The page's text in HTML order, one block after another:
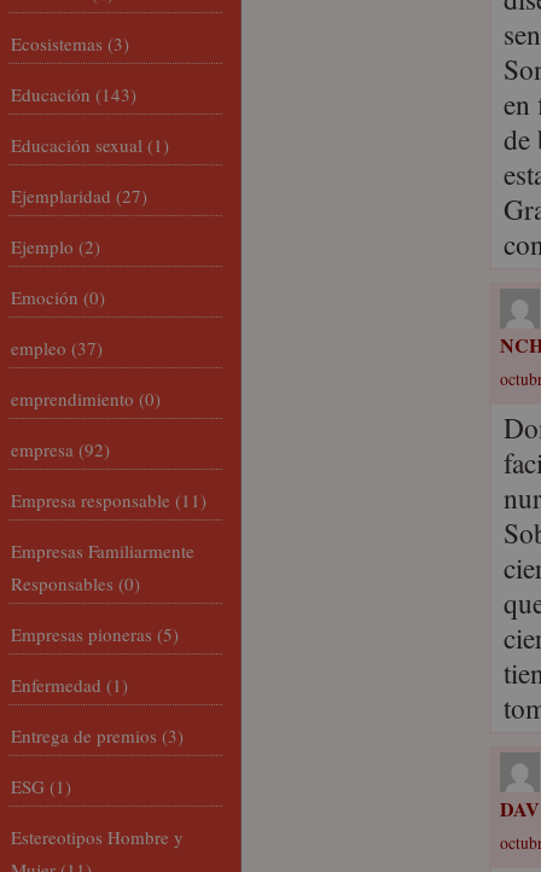
en
de
DAV
Ecosistemas (3)
Educación (143)
Educación sexual (1)
Ejemplaridad (27)
Ejemplo (2)
Emoción (0)
empleo (37)
emprendimiento (0)
empresa (92)
Empresa responsable (11)
Empresas Familiarmente
Responsables (0)
Empresas pioneras (5)
Enfermedad (1)
Entrega de premios (3)
ESG (1)
Estereotipos Hombre y